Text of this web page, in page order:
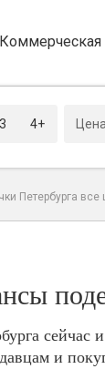
Коммерческая
3 4+
Петербурга
сейчас
и